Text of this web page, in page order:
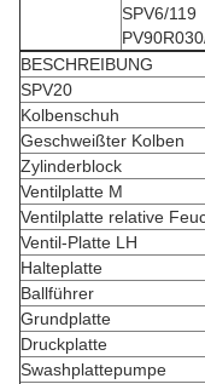
SPV6/119
BESCHREIBUNG
SPV20
Kolbenschuh
Geschweißter Kolben
Zylinderblock
Ventilplatte M
Ventilplatte relative
Ventil-Platte LH
Halteplatte
Ballführer
Grundplatte
Druckplatte
Swashplattepumpe